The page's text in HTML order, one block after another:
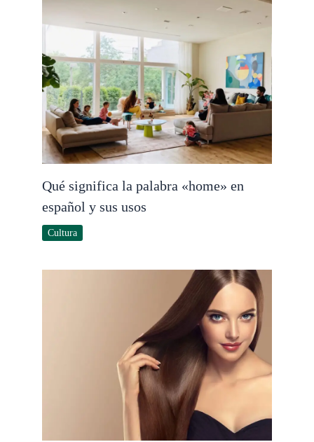
Qué significa la palabra «home» en
español y sus usos
Cultura